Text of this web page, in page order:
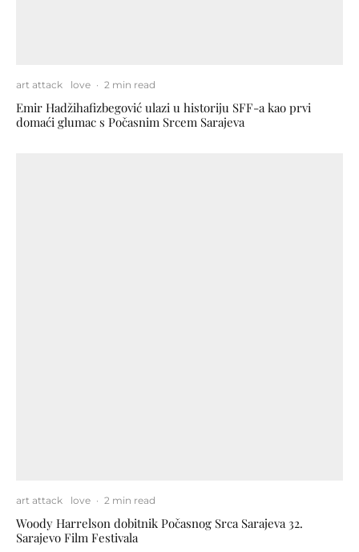
art attack love · 2 min read
Emir Hadžihafizbegović ulazi u historiju SFF-a kao prvi
domaći glumac s Počasnim Srcem Sarajeva
art attack love · 2 min read
Woody Harrelson dobitnik Počasnog Srca Sarajeva 32.
Sarajevo Film Festivala